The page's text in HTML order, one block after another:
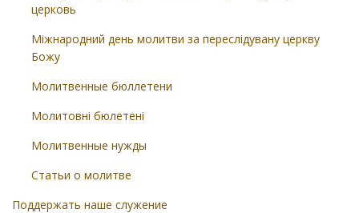
церковь
Міжнародний день молитви за переслідувану церкву
Божу
Молитвенные бюллетени
Молитовні бюлетені
Молитвенные нужды
Статьи о молитве
Поддержать наше служение